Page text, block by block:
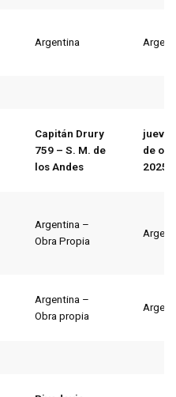
Argentina
Capitán Drury
759 – S. M. de
los Andes
de
2025
Argentina –
Obra Propia
Argentina –
Obra propia